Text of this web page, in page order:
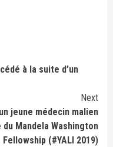
à la suite d’un
Next
jeune médecin malien
Mandela Washington
Fellowship (#YALI 2019)